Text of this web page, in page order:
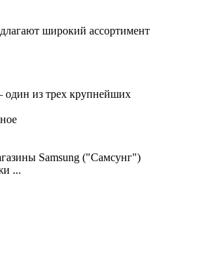
широкий ассортимент
из трех крупнейших
Samsung ("Самсунг")
...